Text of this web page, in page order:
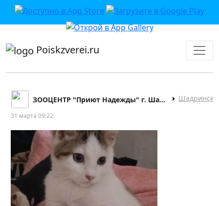
приложении или в VK">
Poiskzverei.ru
ЗООЦЕНТР "Приют Надежды" г. Шадринск Шадринск
31 марта 09:22